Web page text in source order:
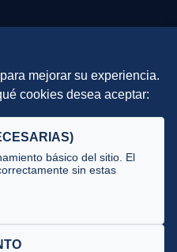
mejorar su experiencia.
cookies desea aceptar:
básico del sitio. El
sin estas